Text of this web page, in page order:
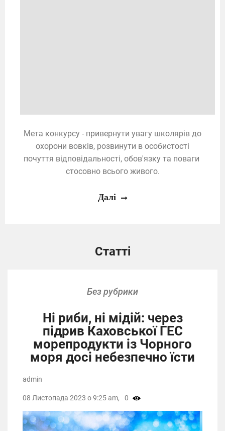
Мета конкурсу - привернути увагу школярів до
охорони вовків, розвинути в особистості
почуття відповідальності, обов'язку та поваги
стосовно всього живого.
Далі
Статті
Без рубрики
Ні риби, ні мідій: через
підрив Каховської ГЕС
морепродукти із Чорного
моря досі небезпечно їсти
admin
08 Листопада 2023 о 9:25 am, 0